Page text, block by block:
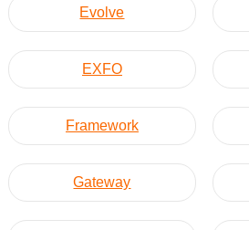
Evolve
EXFO
Framework
Gateway